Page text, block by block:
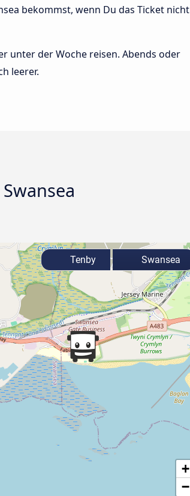
bekommst, wenn Du das Ticket nicht
unter der Woche reisen. Abends oder
leerer.
+
−
Tenby Swansea